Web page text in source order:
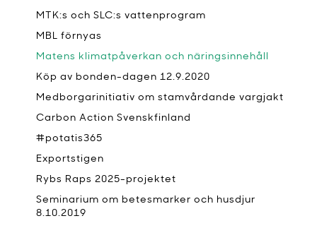
MTK:s och SLC:s vattenprogram
MBL förnyas
Matens klimatpåverkan och näringsinnehåll
Köp av bonden-dagen 12.9.2020
Medborgarinitiativ om stamvårdande vargjakt
Carbon Action Svenskfinland
#potatis365
Exportstigen
Rybs Raps 2025-projektet
Seminarium om betesmarker och husdjur
8.10.2019